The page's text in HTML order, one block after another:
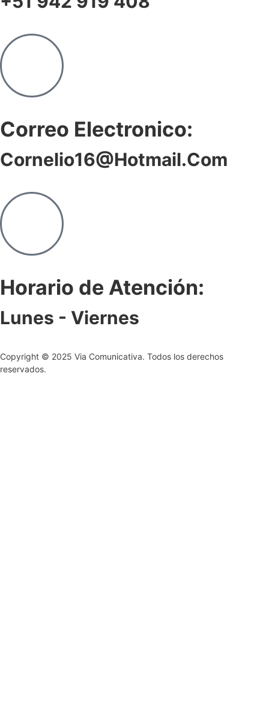
Correo Electronico:
Cornelio16@hotmail.com
Horario de Atención:
Lunes - Viernes
Copyright © 2025 Via Comunicativa. Todos los derechos
reservados.